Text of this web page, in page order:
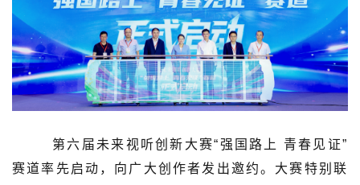
第六届未来视听创新大赛“强国路上 青春见证”
赛道率先启动，向广大创作者发出邀约。大赛特别联